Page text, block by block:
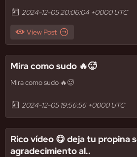
2024-12-05 20:06:04 +0000 UTC
View Post
Mira como sudo 🔥🥵
Mira como sudo 🔥🥵
2024-12-05 19:56:56 +0000 UTC
Rico vídeo 😋 deja tu propina
agradecimiento al..